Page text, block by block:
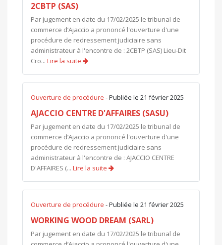
2CBTP (SAS)
Par jugement en date du 17/02/2025 le tribunal de
commerce d’Ajaccio a prononcé l'ouverture d'une
procédure de redressement judiciaire sans
administrateur à l'encontre de : 2CBTP (SAS) Lieu-Dit
Cro... Lire la suite
Ouverture de procédure - Publiée le 21 février 2025
AJACCIO CENTRE D'AFFAIRES (SASU)
Par jugement en date du 17/02/2025 le tribunal de
commerce d’Ajaccio a prononcé l'ouverture d'une
procédure de redressement judiciaire sans
administrateur à l'encontre de : AJACCIO CENTRE
D'AFFAIRES (... Lire la suite
Ouverture de procédure - Publiée le 21 février 2025
WORKING WOOD DREAM (SARL)
Par jugement en date du 17/02/2025 le tribunal de